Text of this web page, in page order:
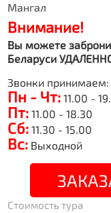
Мангал
Внимание!
Вы можете
Беларуси
Звонки принимаем:
Пн - Чт: 11.00 -
Пт: 11.00 - 18.30
Сб: 11.30 - 15.00
Вс: Выходной
Стоимость тура